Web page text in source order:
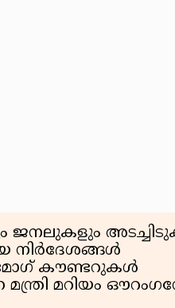
ജനലുകളും
നിര്‍ദേശങ്ങള്‍
കൗണ്ടറുകള്‍
മന്ത്രി മറിയം